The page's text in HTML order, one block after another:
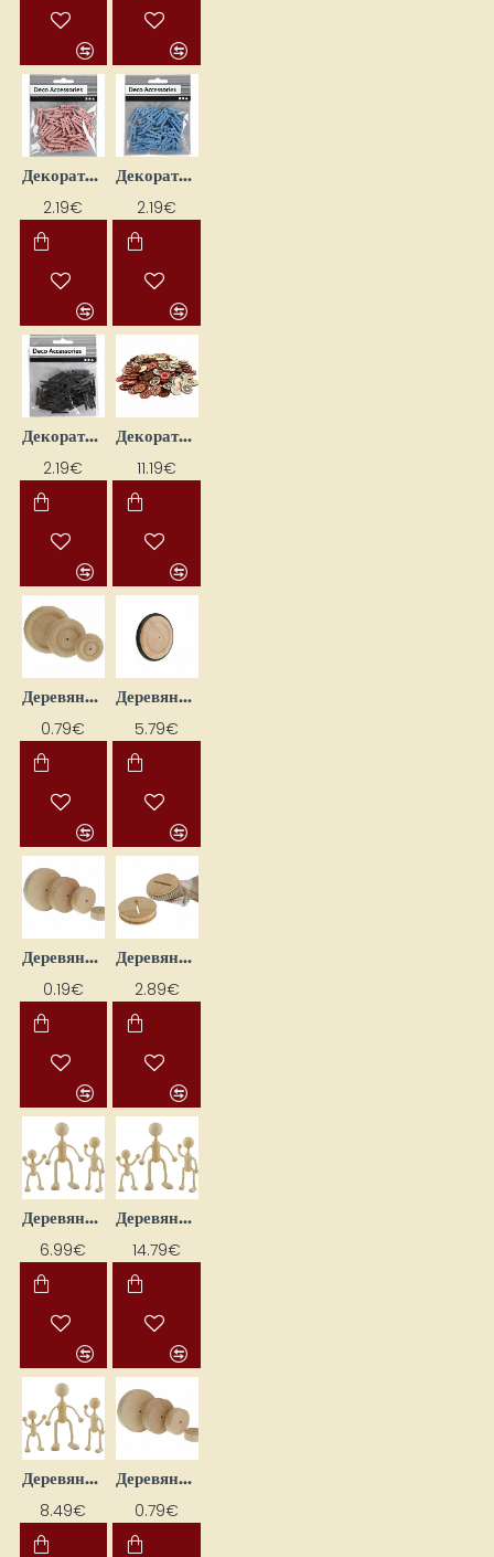
Декоративные деревянные прищепки - розовые (36 шт.)
2.19€
Декоративные деревянные прищепки - синие (36 шт.)
2.19€
Декоративные деревянные прищепки - чёрные (36 шт.)
2.19€
Декоративные деревянные пуговицы (180 шт.)
11.19€
Деревянная каталка (каталка-ролик)
0.79€
Деревянная каталка с резиновым элементом
5.79€
Деревянная катушка с отверстиями
0.19€
Деревянная крышка для копилки (59 x 14 мм)
2.89€
Деревянная кукла (Дл. 11 см)
6.99€
Деревянная кукла (Дл. 15 см)
14.79€
Деревянная кукла L 20 см
8.49€
Деревянная лента с отверстием
0.79€